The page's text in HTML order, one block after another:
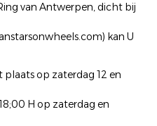
van Antwerpen, dicht bij
kan U
plaats op zaterdag 12 en
H op zaterdag en